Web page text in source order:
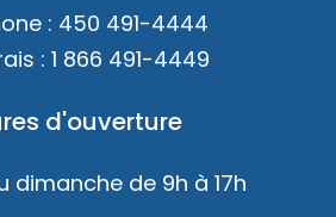
: 450 491-4444
: 1 866 491-4449
d'ouverture
dimanche de 9h à 17h